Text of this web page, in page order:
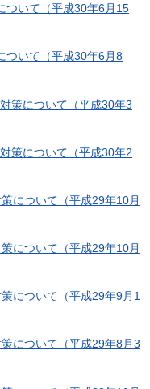
ついて（平成30年6月15
ついて（平成30年6月8
策について（平成30年3
策について（平成30年2
について（平成29年10月
について（平成29年10月
について（平成29年9月1
について（平成29年8月3